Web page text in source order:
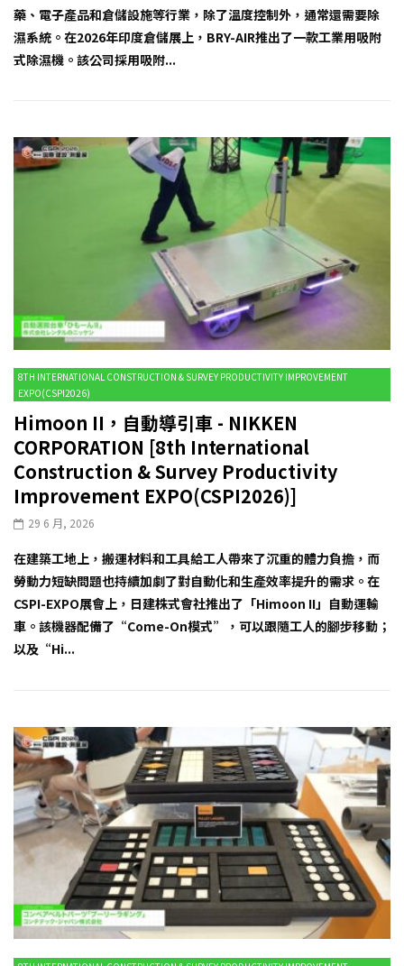
藥、電子產品和倉儲設施等行業，除了溫度控制外，通常還需要除
濕系統。在2026年印度倉儲展上，BRY-AIR推出了一款工業用吸附
式除濕機。該公司採用吸附...
8TH INTERNATIONAL CONSTRUCTION & SURVEY PRODUCTIVITY IMPROVEMENT
EXPO(CSPI2026)
Himoon II，自動導引車 - NIKKEN
CORPORATION [8th International
Construction & Survey Productivity
Improvement EXPO(CSPI2026)]
29 6 月, 2026
在建築工地上，搬運材料和工具給工人帶來了沉重的體力負擔，而
勞動力短缺問題也持續加劇了對自動化和生產效率提升的需求。在
CSPI-EXPO展會上，日建株式會社推出了「Himoon II」自動運輸
車。該機器配備了“Come-On模式”，可以跟隨工人的腳步移動；
以及“Hi...